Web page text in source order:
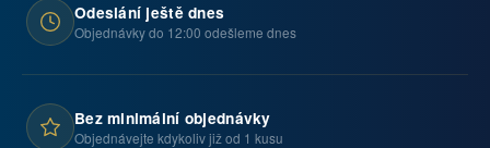
Odeslání ještě dnes
Objednávky do 12:00 odešleme dnes
Bez minimální objednávky
Objednávejte kdykoliv již od 1 kusu